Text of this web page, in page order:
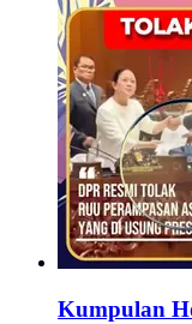
Kumpulan